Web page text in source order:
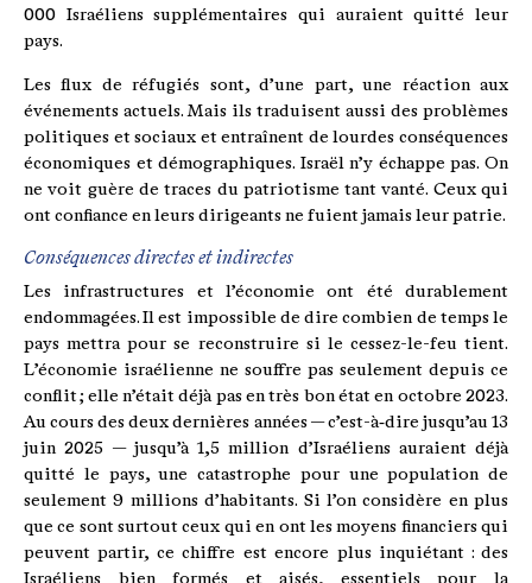
000 Israéliens supplémentaires qui auraient quitté leur
pays.
Les flux de réfugiés sont, d’une part, une réaction aux
événements actuels. Mais ils traduisent aussi des problèmes
politiques et sociaux et entraînent de lourdes conséquences
économiques et démographiques. Israël n’y échappe pas. On
ne voit guère de traces du patriotisme tant vanté. Ceux qui
ont confiance en leurs dirigeants ne fuient jamais leur patrie.
Conséquences directes et indirectes
Les infrastructures et l’économie ont été durablement
endommagées. Il est impossible de dire combien de temps le
pays mettra pour se reconstruire si le cessez-le-feu tient.
L’économie israélienne ne souffre pas seulement depuis ce
conflit ; elle n’était déjà pas en très bon état en octobre 2023.
Au cours des deux dernières années — c’est-à‑dire jusqu’au 13
juin 2025 — jusqu’à 1,5 million d’Israéliens auraient déjà
quitté le pays, une catastrophe pour une population de
seulement 9 millions d’habitants. Si l’on considère en plus
que ce sont surtout ceux qui en ont les moyens financiers qui
peuvent partir, ce chiffre est encore plus inquiétant : des
Israéliens bien formés et aisés, essentiels pour la